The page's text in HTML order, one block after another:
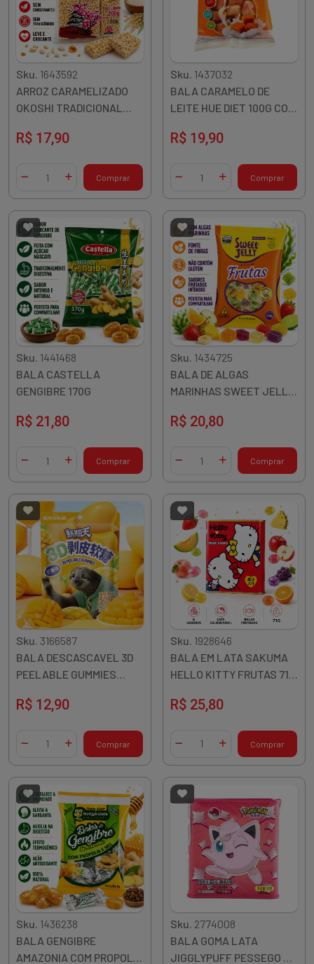
Sku. 1643592
ARROZ CARAMELIZADO
OKOSHI TRADICIONAL
R$ 17,90
Diminuir QuantidadeAdicionar Quantidade
Comprar
Sku. 1437032
BALA CARAMELO DE
LEITE HUE DIET 100G COM
R$ 19,90
Diminuir QuantidadeAdicionar Quantidade
Comprar
Sku. 1441468
BALA CASTELLA
GENGIBRE 170G
R$ 21,80
Diminuir QuantidadeAdicionar Quantidade
Comprar
Sku. 1434725
BALA DE ALGAS
MARINHAS SWEET JELLY
R$ 20,80
Diminuir QuantidadeAdicionar Quantidade
Comprar
Sku. 3166587
BALA DESCASCAVEL 3D
PEELABLE GUMMIES
CHIN
R$ 12,90
Diminuir QuantidadeAdicionar Quantidade
Comprar
Sku. 1928646
BALA EM LATA SAKUMA
HELLO KITTY FRUTAS 71G
R$ 25,80
Diminuir QuantidadeAdicionar Quantidade
Comprar
Sku. 1436238
BALA GENGIBRE
AMAZONIA COM PROPOLIS
Sku. 2774008
BALA GOMA LATA
JIGGLYPUFF PESSEGO E